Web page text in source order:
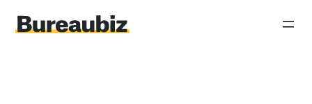
indhold